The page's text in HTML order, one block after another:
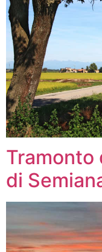
Tramonto
di